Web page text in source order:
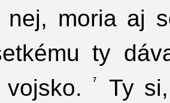
moria aj
ty
7
Ty